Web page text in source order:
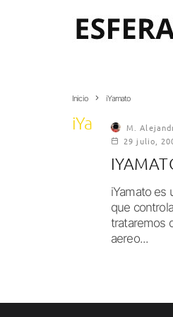
Inicio iYamato
iYamatoM.
29 julio,
iYamato es
que
trataremos
aereo...